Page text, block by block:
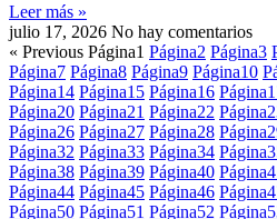
Leer más »
julio 17, 2026 No hay comentarios
« Previous Página1 Página2 Página3
Página7 Página8 Página9 Página10
Página14 Página15 Página16 Página
Página20 Página21 Página22 Página
Página26 Página27 Página28 Página
Página32 Página33 Página34 Página
Página38 Página39 Página40 Página
Página44 Página45 Página46 Página
Página50 Página51 Página52 Página